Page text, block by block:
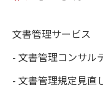
文書管理サービス
- 文書管理コンサル
- 文書管理規定見直